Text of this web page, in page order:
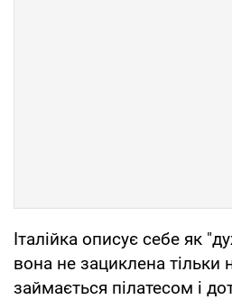
Італійка описує себе як
вона не зациклена тільки
займається пілатесом і